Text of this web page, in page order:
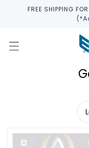
FREE SHIPPING